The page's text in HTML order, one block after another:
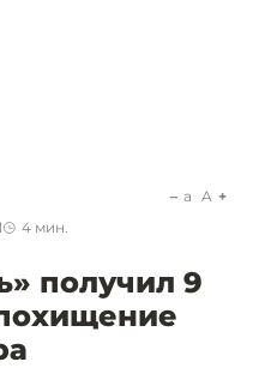
4 мин.
a A
получил 9